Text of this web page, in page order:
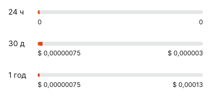
24 ч
0 0
30 д
$ 0,00000075 $ 0,000003
1 год
$ 0,00000075 $ 0,00013